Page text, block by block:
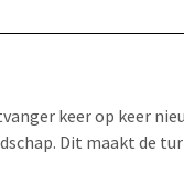
keer op keer
Dit maakt de